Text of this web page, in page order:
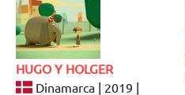
HUGO Y HOLGER
Dinamarca | 2019 |